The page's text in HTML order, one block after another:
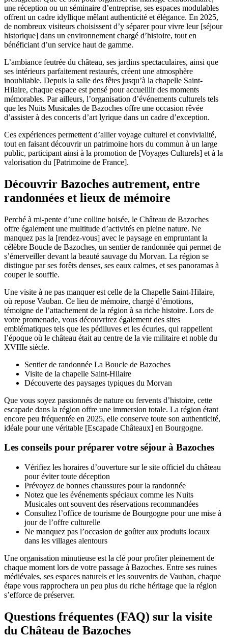
une réception ou un séminaire d’entreprise, ses espaces modulables
offrent un cadre idyllique mêlant authenticité et élégance. En 2025,
de nombreux visiteurs choisissent d’y séparer pour vivre leur [séjour
historique] dans un environnement chargé d’histoire, tout en
bénéficiant d’un service haut de gamme.
L’ambiance feutrée du château, ses jardins spectaculaires, ainsi que
ses intérieurs parfaitement restaurés, créent une atmosphère
inoubliable. Depuis la salle des fêtes jusqu’à la chapelle Saint-
Hilaire, chaque espace est pensé pour accueillir des moments
mémorables. Par ailleurs, l’organisation d’événements culturels tels
que les Nuits Musicales de Bazoches offre une occasion rêvée
d’assister à des concerts d’art lyrique dans un cadre d’exception.
Ces expériences permettent d’allier voyage culturel et convivialité,
tout en faisant découvrir un patrimoine hors du commun à un large
public, participant ainsi à la promotion de [Voyages Culturels] et à la
valorisation du [Patrimoine de France].
Découvrir Bazoches autrement, entre
randonnées et lieux de mémoire
Perché à mi-pente d’une colline boisée, le Château de Bazoches
offre également une multitude d’activités en pleine nature. Ne
manquez pas la [rendez-vous] avec le paysage en empruntant la
célèbre Boucle de Bazoches, un sentier de randonnée qui permet de
s’émerveiller devant la beauté sauvage du Morvan. La région se
distingue par ses forêts denses, ses eaux calmes, et ses panoramas à
couper le souffle.
Une visite à ne pas manquer est celle de la Chapelle Saint-Hilaire,
où repose Vauban. Ce lieu de mémoire, chargé d’émotions,
témoigne de l’attachement de la région à sa riche histoire. Lors de
votre promenade, vous découvrirez également des sites
emblématiques tels que les pédiluves et les écuries, qui rappellent
l’époque où le château était au centre de la vie militaire et noble du
XVIIIe siècle.
Sentier de randonnée La Boucle de Bazoches
Visite de la chapelle Saint-Hilaire
Découverte des paysages typiques du Morvan
Que vous soyez passionnés de nature ou fervents d’histoire, cette
escapade dans la région offre une immersion totale. La région étant
encore peu fréquentée en 2025, elle conserve toute son authenticité,
idéale pour une véritable [Escapade Châteaux] en Bourgogne.
Les conseils pour préparer votre séjour à Bazoches
Vérifiez les horaires d’ouverture sur le site officiel du château
pour éviter toute déception
Prévoyez de bonnes chaussures pour la randonnée
Notez que les événements spéciaux comme les Nuits
Musicales ont souvent des réservations recommandées
Consultez l’office de tourisme de Bourgogne pour une mise à
jour de l’offre culturelle
Ne manquez pas l’occasion de goûter aux produits locaux
dans les villages alentours
Une organisation minutieuse est la clé pour profiter pleinement de
chaque moment lors de votre passage à Bazoches. Entre ses ruines
médiévales, ses espaces naturels et les souvenirs de Vauban, chaque
étape vous rapprochera un peu plus du riche héritage que la région
s’efforce de préserver.
Questions fréquentes (FAQ) sur la visite
du Château de Bazoches